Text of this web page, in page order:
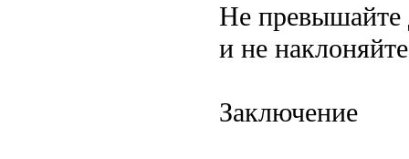
Не превышайте
и не
Заключение